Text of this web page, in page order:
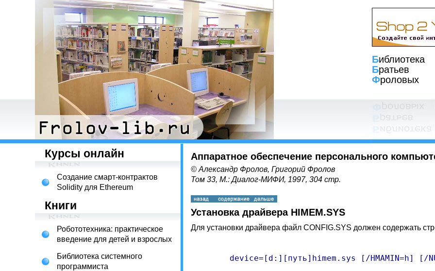
Библиотека
Братьев
Фроловых
Курсы онлайн
Создание смарт-контрактов
Solidity для Ethereum
Книги
Робототехника: практическое
введение для детей и взрослых
Библиотека системного
программиста
Аппаратное обеспечение персонального
© Александр Фролов, Григорий Фролов
Том 33, М.: Диалог-МИФИ, 1997, 304 стр.
Установка драйвера HIMEM.SYS
Для установки драйвера файл CONFIG.SYS должен содержать